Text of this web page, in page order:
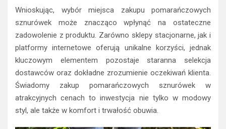
Wnioskując, wybór miejsca zakupu pomarańczowych
sznurówek może znacząco wpłynąć na ostateczne
zadowolenie z produktu. Zarówno sklepy stacjonarne, jak i
platformy internetowe oferują unikalne korzyści, jednak
kluczowym elementem pozostaje staranna selekcja
dostawców oraz dokładne zrozumienie oczekiwań klienta.
Świadomy zakup pomarańczowych sznurówek w
atrakcyjnych cenach to inwestycja nie tylko w modowy
styl, ale także w komfort i trwałość obuwia.